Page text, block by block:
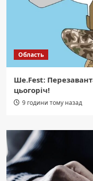
Область
Ше.Fest:
цьогоріч!
9 години тому назад